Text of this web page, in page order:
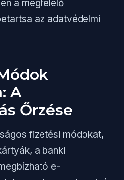
a megfelelő
az adatvédelmi
A
Őrzése
fizetési módokat,
a banki
e-